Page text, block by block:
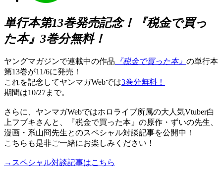
単行本第13巻発売記念！『税金で買っ
た本』3巻分無料！
ヤングマガジンで連載中の作品 『税金で買った本』 の単行本
第13巻が11/6に発売！
これを記念してヤンマガWebでは3巻分無料！
期間は10/27まで。
さらに、ヤンマガWebではホロライブ所属の大人気Vtuber白
上フブキさんと、『税金で買った本』の原作・ずいの先生、
漫画・系山冏先生とのスペシャル対談記事を公開中！
こちらも是非ご一緒にお楽しみください！
→スペシャル対談記事はこちら